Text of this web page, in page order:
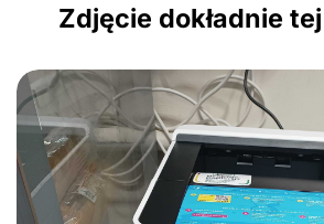
Zdjęcie dokładnie